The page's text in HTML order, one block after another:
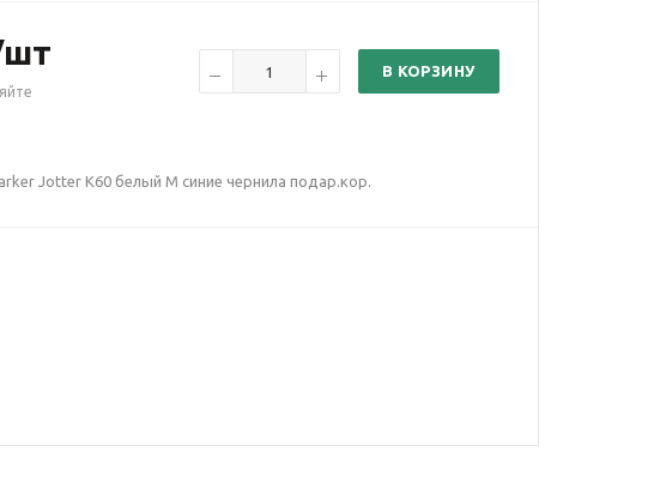
шт В КОРЗИНУ
Jotter K60 белый M синие чернила подар.кор.